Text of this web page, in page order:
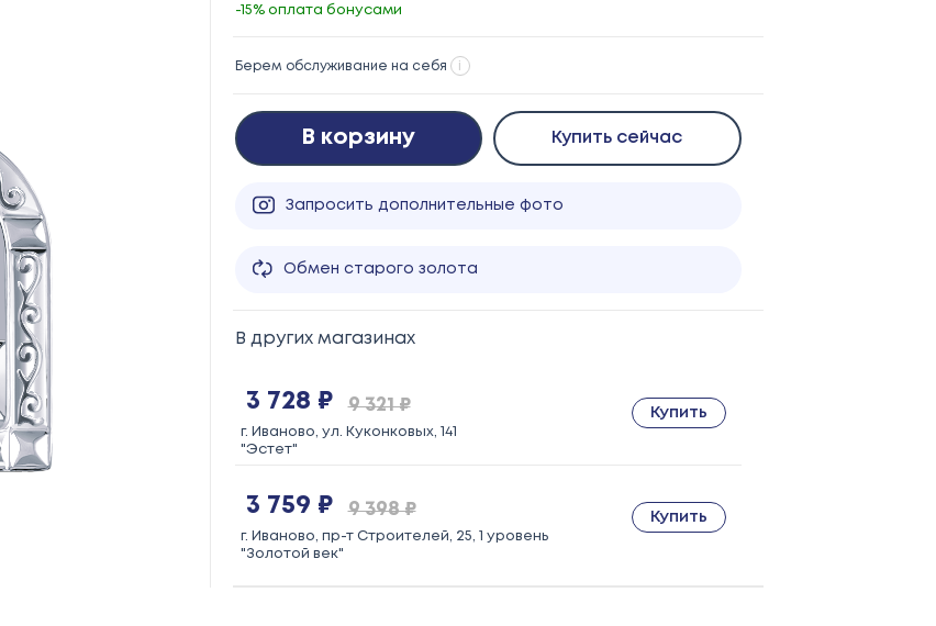
-15% оплата бонусами
Берем обслуживание на себя i
В корзину Купить сейчас
Запросить дополнительные фото
Обмен старого золота
В других магазинах
3 728 ₽ 9 321 ₽
г. Иваново, ул. Куконковых, 141
"Эстет"
Купить
3 759 ₽ 9 398 ₽
г. Иваново, пр-т Строителей, 25, 1 уровень
"Золотой век"
Купить